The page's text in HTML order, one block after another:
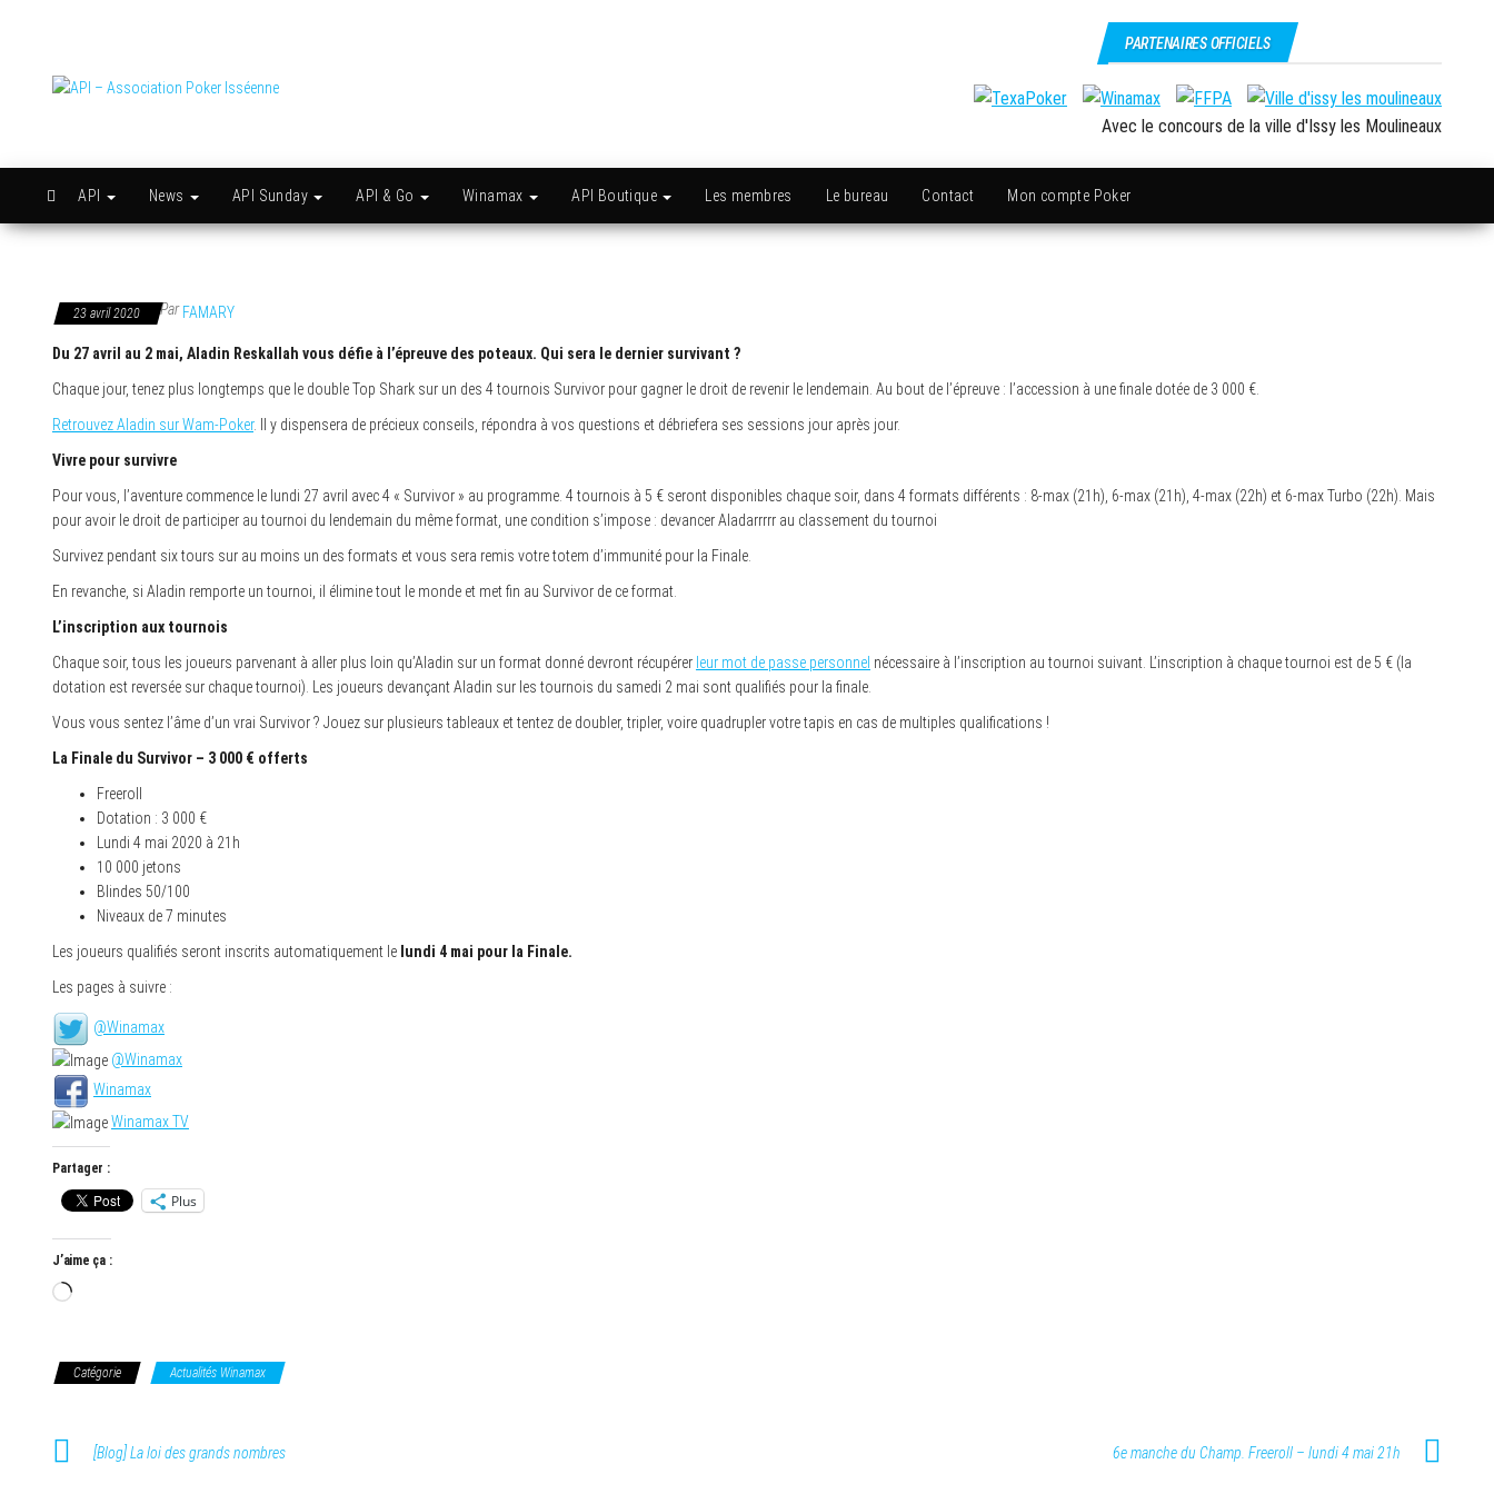
Poker
Isséenne
PARTENAIRES OFFICIELS
Avec le concours de la ville d'Issy les Moulineaux
API News API Sunday API & Go Winamax API Boutique Les membres Le bureau Contact Mon compte Poker
23 avril 2020 ParFAMARY
Du 27 avril au 2 mai, Aladin Reskallah vous défie à l’épreuve des poteaux. Qui sera le dernier survivant ?
Chaque jour, tenez plus longtemps que le double Top Shark sur un des 4 tournois Survivor pour gagner le droit de revenir le lendemain. Au bout de l’épreuve : l’accession à une finale dotée de 3 000 €.
Retrouvez Aladin sur Wam-Poker. Il y dispensera de précieux conseils, répondra à vos questions et débriefera ses sessions jour après jour.
Vivre pour survivre
Pour vous, l’aventure commence le lundi 27 avril avec 4 « Survivor » au programme. 4 tournois à 5 € seront disponibles chaque soir, dans 4 formats différents : 8-max (21h), 6-max (21h), 4-max (22h) et 6-max Turbo (22h). Mais
pour avoir le droit de participer au tournoi du lendemain du même format, une condition s’impose : devancer Aladarrrrr au classement du tournoi
Survivez pendant six tours sur au moins un des formats et vous sera remis votre totem d’immunité pour la Finale.
En revanche, si Aladin remporte un tournoi, il élimine tout le monde et met fin au Survivor de ce format.
L’inscription aux tournois
Chaque soir, tous les joueurs parvenant à aller plus loin qu’Aladin sur un format donné devront récupérer leur mot de passe personnel nécessaire à l’inscription au tournoi suivant. L’inscription à chaque tournoi est de 5 € (la
dotation est reversée sur chaque tournoi). Les joueurs devançant Aladin sur les tournois du samedi 2 mai sont qualifiés pour la finale.
Vous vous sentez l’âme d’un vrai Survivor ? Jouez sur plusieurs tableaux et tentez de doubler, tripler, voire quadrupler votre tapis en cas de multiples qualifications !
La Finale du Survivor – 3 000 € offerts
Freeroll
Dotation : 3 000 €
Lundi 4 mai 2020 à 21h
10 000 jetons
Blindes 50/100
Niveaux de 7 minutes
Les joueurs qualifiés seront inscrits automatiquement le lundi 4 mai pour la Finale.
Les pages à suivre :
@Winamax
@Winamax
Winamax
Winamax TV
Partager :
Plus
J’aime ça :
Chargement…
Catégorie Actualités Winamax
[Blog] La loi des grands nombres 6e manche du Champ. Freeroll – lundi 4 mai 21h